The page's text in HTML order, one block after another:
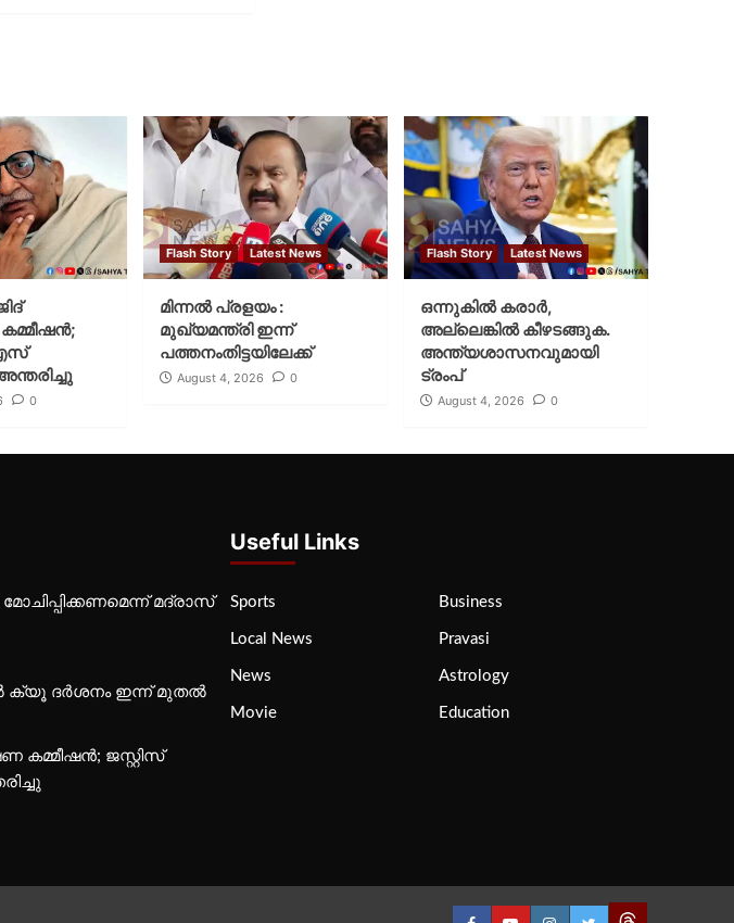
0
Flash Story Latest News
മിന്നല്‍ പ്രളയം :
മുഖ്യമന്ത്രി ഇന്ന്
പത്തനംതിട്ടയിലേക്ക്
August 4, 2026 0
Flash Story Latest News
ഒന്നുകില്‍ കരാര്‍,
അല്ലെങ്കില്‍ കീഴടങ്ങുക.
അന്ത്യശാസനവുമായി
ട്രംപ്
August 4, 2026 0
മദ്രാസ്
ദര്‍ശനം ഇന്ന് മുതല്‍
കമ്മീഷന്‍; ജസ്റ്റിസ്
Useful Links
Sports Business
Local News Pravasi
News Astrology
Movie Education